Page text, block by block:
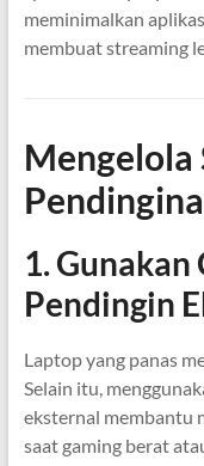
meminimalkan
membuat streaming
Mengelola
1. Gunakan
Pendingin
Laptop yang panas
Selain itu,
eksternal membantu
saat gaming berat